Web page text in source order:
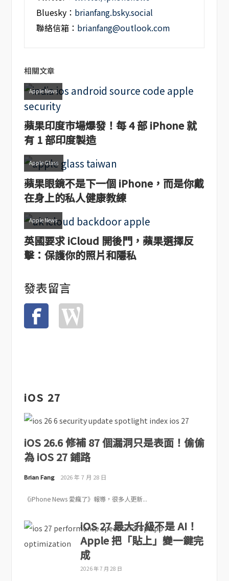
Bluesky： brianfang.bsky.social
聯絡信箱： brianfang@outlook.com
相關文章
Apple News
蘋果印度市場爆發！每 4 部 iPhone 就
有 1 部印度製造
Apple Glass
蘋果眼鏡不是下一個 iPhone，而是你戴
在身上的私人健康教練
Apple News
英國要求 iCloud 開後門，蘋果選擇反
擊：保護你的照片和隱私
發表留言
iOS 27
iOS 26.6 修補 87 個漏洞只是表面！偷偷
為 iOS 27 鋪路
Brian Fang 2026 年 7 月 28 日
《iPhone News 愛瘋了》報導，很多人更新...
iOS 27 最大升級不是 AI！
Apple 把「貼上」變一鍵完
成
2026 年 7 月 28 日